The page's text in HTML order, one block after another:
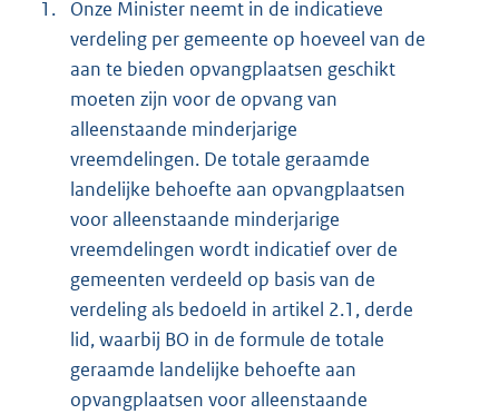
1.
Onze Minister neemt in de indicatieve
verdeling per gemeente op hoeveel van de
aan te bieden opvangplaatsen geschikt
moeten zijn voor de opvang van
alleenstaande minderjarige
vreemdelingen. De totale geraamde
landelijke behoefte aan opvangplaatsen
voor alleenstaande minderjarige
vreemdelingen wordt indicatief over de
gemeenten verdeeld op basis van de
verdeling als bedoeld in artikel 2.1, derde
lid, waarbij BO in de formule de totale
geraamde landelijke behoefte aan
opvangplaatsen voor alleenstaande